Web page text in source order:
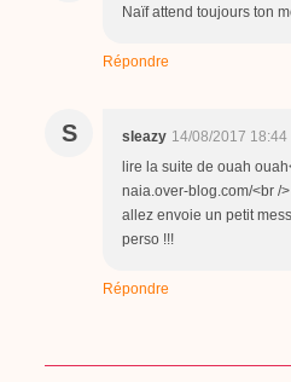
Naïf attend toujours ton
Répondre
S sleazy 14/08/2017 18:44
lire la suite de ouah
naia.over-blog.com/<br /
allez envoie un petit
perso !!!
Répondre